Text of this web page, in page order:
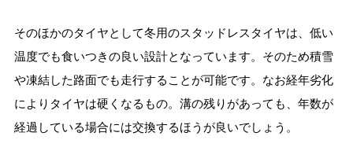
そのほかのタイヤとして冬用のスタッドレスタイヤは、低い
温度でも食いつきの良い設計となっています。そのため積雪
や凍結した路面でも走行することが可能です。なお経年劣化
によりタイヤは硬くなるもの。溝の残りがあっても、年数が
経過している場合には交換するほうが良いでしょう。